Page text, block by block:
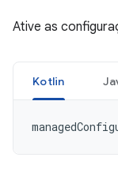
Ative as
Kotlin